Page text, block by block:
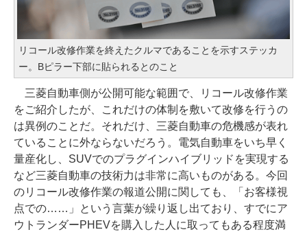
リコール改修作業を終えたクルマであることを示すステッカ
ー。Bピラー下部に貼られるとのこと
三菱自動車側が公開可能な範囲で、リコール改修作業
をご紹介したが、これだけの体制を敷いて改修を行うの
は異例のことだ。それだけ、三菱自動車の危機感が表れ
ていることに外ならないだろう。電気自動車をいち早く
量産化し、SUVでのプラグインハイブリッドを実現する
など三菱自動車の技術力は非常に高いものがある。今回
のリコール改修作業の報道公開に関しても、「お客様視
点での……」という言葉が繰り返し出ており、すでにア
ウトランダーPHEVを購入した人に取ってもある程度満